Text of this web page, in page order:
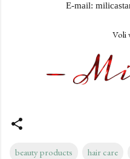
E-mail:
Voli
beauty products hair care